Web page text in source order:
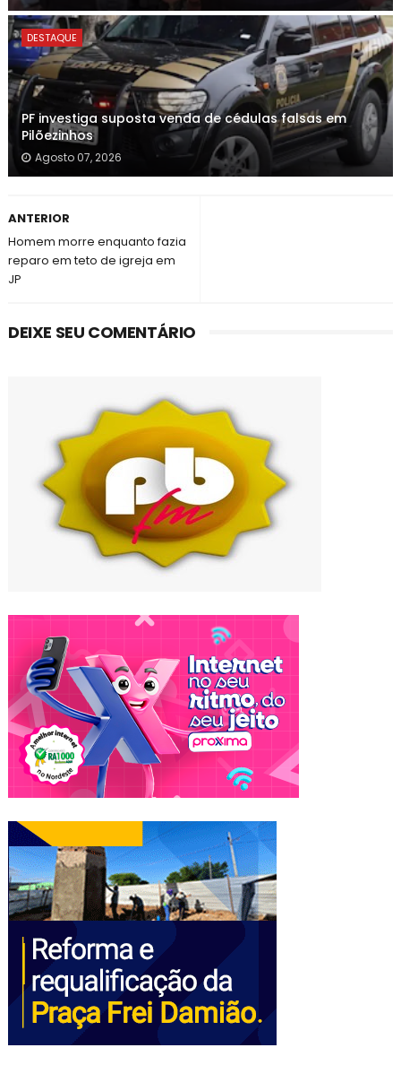
DESTAQUE
PF investiga suposta venda de cédulas falsas em
Pilõezinhos
Agosto 07, 2026
ANTERIOR
Homem morre enquanto fazia
reparo em teto de igreja em
JP
DEIXE SEU COMENTÁRIO